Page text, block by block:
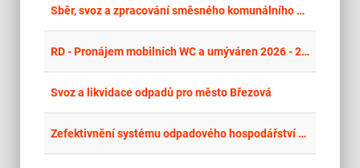
Sběr, svoz a zpracování směsného komunálního odpadu včetně pronájmu sběrné nádoby
RD - Pronájem mobilních WC a umýváren 2026 - 2027
Svoz a likvidace odpadů pro město Březová
Zefektivnění systému odpadového hospodářství v obci Těrlicko